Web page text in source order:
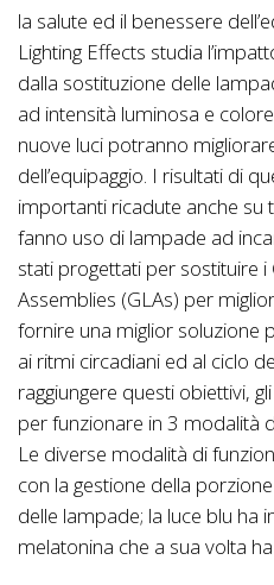
la salute ed il benessere
Lighting Effects studia
dalla sostituzione delle
ad intensità luminosa e
nuove luci potranno
dell’equipaggio. I risultati di
importanti ricadute anche su
fanno uso di lampade ad
stati progettati per sostituire i
Assemblies (GLAs) per
fornire una miglior soluzione
ai ritmi circadiani ed al ciclo
raggiungere questi obiettivi,
per funzionare in 3 modalità
Le diverse modalità di
con la gestione della
delle lampade; la luce blu ha
melatonina che a sua volta